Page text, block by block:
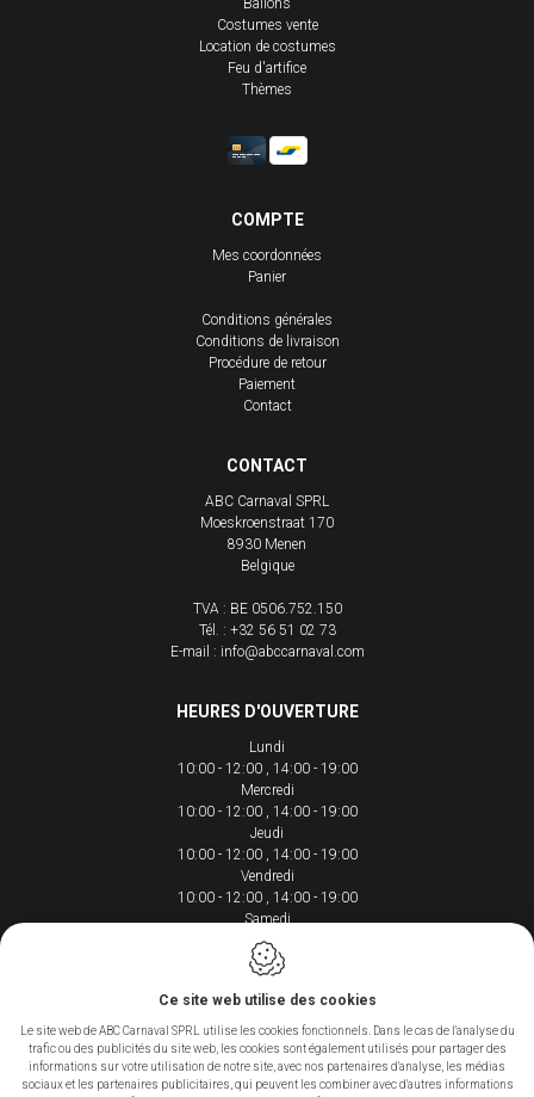
Costumes vente
Location de costumes
Feu d'artifice
Thèmes
COMPTE
Mes coordonnées
Panier
Conditions générales
Conditions de livraison
Procédure de retour
Paiement
Contact
CONTACT
ABC Carnaval SPRL
Moeskroenstraat 170
8930 Menen
Belgique
TVA : BE 0506.752.150
Tél. : +32 56 51 02 73
E-mail : info@abccarnaval.com
HEURES D'OUVERTURE
Lundi
10:00 - 12:00
14:00 - 19:00
Mercredi
10:00 - 12:00
14:00 - 19:00
Jeudi
10:00 - 12:00
14:00 - 19:00
Vendredi
10:00 - 12:00
14:00 - 19:00
Samedi
10:00 - 12:00
14:00 - 18:00
Conception du site web par IDcreation 2020
Cookie policy
Ce site web utilise des cookies
Le site web de ABC Carnaval SPRL utilise les cookies fonctionnels. Dans le cas de l'analyse du
trafic ou des publicités du site web, les cookies sont également utilisés pour partager des
informations sur votre utilisation de notre site, avec nos partenaires d'analyse, les médias
sociaux et les partenaires publicitaires, qui peuvent les combiner avec d'autres informations